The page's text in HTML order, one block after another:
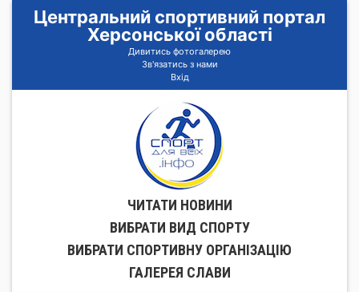
Центральний спортивний портал
Херсонської області
Дивитись фотогалерею
Зв'язатись з нами
Вхід
ЧИТАТИ НОВИНИ
ВИБРАТИ ВИД СПОРТУ
ВИБРАТИ СПОРТИВНУ ОРГАНIЗАЦIЮ
ГАЛЕРЕЯ СЛАВИ